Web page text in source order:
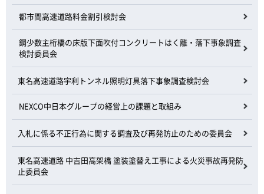
都市間高速道路料金割引検討会
鋼少数主桁橋の床版下面吹付コンクリートはく離・落下事象調査
検討委員会
東名高速道路宇利トンネル照明灯具落下事象調査検討会
NEXCO中日本グループの経営上の課題と取組み
入札に係る不正行為に関する調査及び再発防止のための委員会
東名高速道路 中吉田高架橋 塗装塗替え工事による火災事故再発防
止委員会